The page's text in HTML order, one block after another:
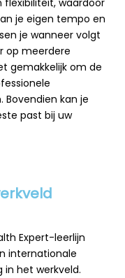
waardoor
je eigen tempo en
je wanneer volgt
op meerdere
gemakkelijk om de
Bovendien kan je
past bij uw
Expert-leerlijn
internationale
het werkveld.